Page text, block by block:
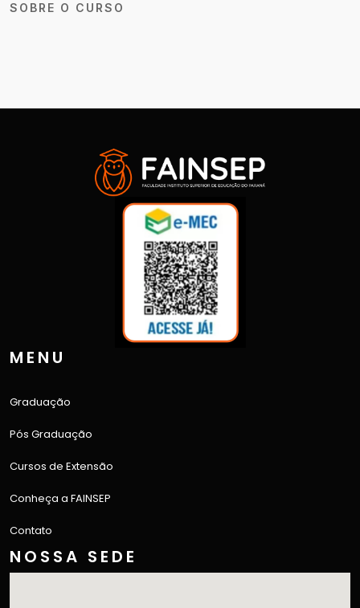
SOBRE O CURSO
MENU
Graduação
Pós Graduação
Cursos de Extensão
Conheça a FAINSEP
Contato
NOSSA SEDE